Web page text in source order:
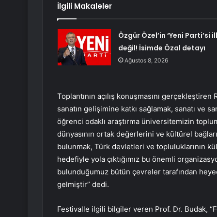
İlgili Makaleler
Özgür Özel’in ‘Yeni Parti’si
değil! İsimde Özal detayı
Ağustos 8, 2026
Toplantının açılış konuşmasını
sanatın gelişimine katkı sağlamak, sanatı ve
öğrenci odaklı araştırma üniversitemizin
dünyasının ortak değerlerini ve kültürel
bulunmak, Türk devletleri ve topluluklarının
hedefiyle yola çıktığımız bu önemli
bulunduğumuz bütün çevreler tarafından
gelmiştir” dedi.
Festivalle ilgili bilgiler veren Prof. Dr. Budak,